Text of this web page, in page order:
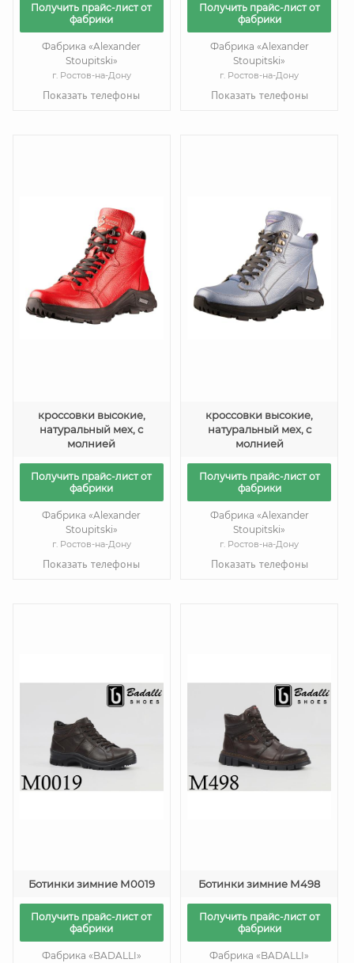
Получить прайс-лист от
фабрики
Фабрика «Alexander
Stoupitski»
г. Ростов-на-Дону
Показать телефоны
Получить прайс-лист от
фабрики
Фабрика «Alexander
Stoupitski»
г. Ростов-на-Дону
Показать телефоны
кроссовки высокие,
натуральный мех, с
молнией
Получить прайс-лист от
фабрики
Фабрика «Alexander
Stoupitski»
г. Ростов-на-Дону
Показать телефоны
кроссовки высокие,
натуральный мех, с
молнией
Получить прайс-лист от
фабрики
Фабрика «Alexander
Stoupitski»
г. Ростов-на-Дону
Показать телефоны
Ботинки зимние М0019
Получить прайс-лист от
фабрики
Фабрика «BADALLI»
Ботинки зимние М498
Получить прайс-лист от
фабрики
Фабрика «BADALLI»